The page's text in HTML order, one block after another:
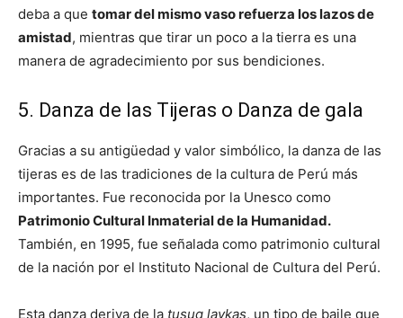
deba a que tomar del mismo vaso refuerza los lazos de
amistad, mientras que tirar un poco a la tierra es una
manera de agradecimiento por sus bendiciones.
5. Danza de las Tijeras o Danza de gala
Gracias a su antigüedad y valor simbólico, la danza de las
tijeras es de las tradiciones de la cultura de Perú más
importantes. Fue reconocida por la Unesco como
Patrimonio Cultural Inmaterial de la Humanidad.
También, en 1995, fue señalada como patrimonio cultural
de la nación por el Instituto Nacional de Cultura del Perú.
Esta danza deriva de la tusuq laykas, un tipo de baile que